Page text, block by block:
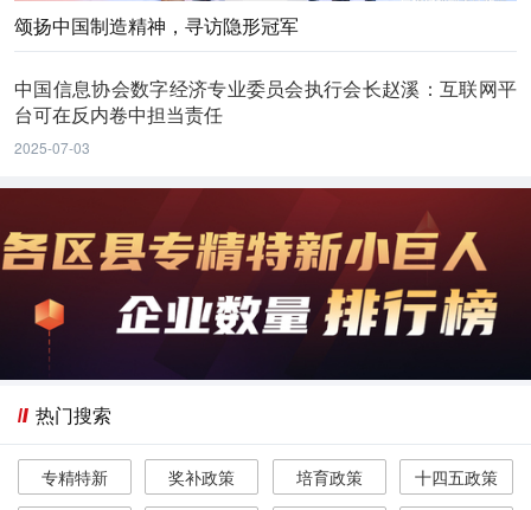
颂扬中国制造精神，寻访隐形冠军
中国信息协会数字经济专业委员会执行会长赵溪：互联网平
台可在反内卷中担当责任
2025-07-03
热门搜索
专精特新 奖补政策 培育政策
十四五政策